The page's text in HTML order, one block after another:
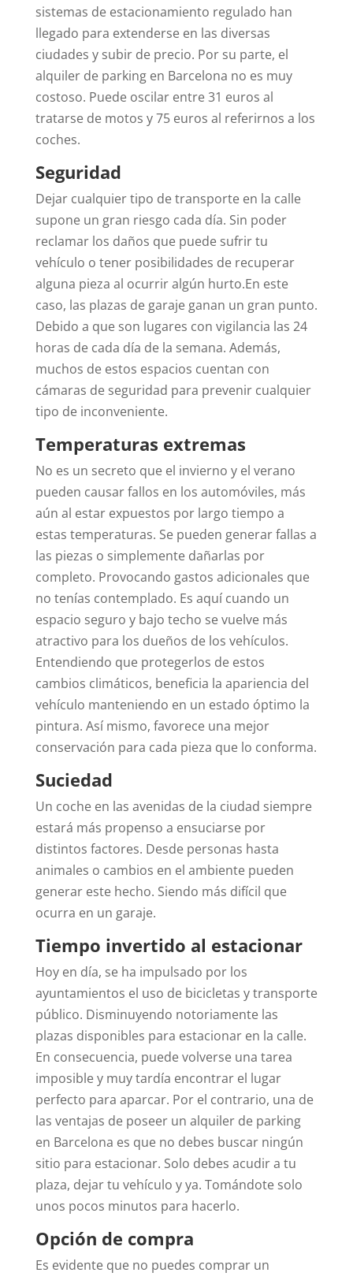
sistemas de estacionamiento regulado han
llegado para extenderse en las diversas
ciudades y subir de precio. Por su parte, el
alquiler de parking en Barcelona no es muy
costoso. Puede oscilar entre 31 euros al
tratarse de motos y 75 euros al referirnos a los
coches.
Seguridad
Dejar cualquier tipo de transporte en la calle
supone un gran riesgo cada día. Sin poder
reclamar los daños que puede sufrir tu
vehículo o tener posibilidades de recuperar
alguna pieza al ocurrir algún hurto.En este
caso, las plazas de garaje ganan un gran punto.
Debido a que son lugares con vigilancia las 24
horas de cada día de la semana. Además,
muchos de estos espacios cuentan con
cámaras de seguridad para prevenir cualquier
tipo de inconveniente.
Temperaturas extremas
No es un secreto que el invierno y el verano
pueden causar fallos en los automóviles, más
aún al estar expuestos por largo tiempo a
estas temperaturas. Se pueden generar fallas a
las piezas o simplemente dañarlas por
completo. Provocando gastos adicionales que
no tenías contemplado. Es aquí cuando un
espacio seguro y bajo techo se vuelve más
atractivo para los dueños de los vehículos.
Entendiendo que protegerlos de estos
cambios climáticos, beneficia la apariencia del
vehículo manteniendo en un estado óptimo la
pintura. Así mismo, favorece una mejor
conservación para cada pieza que lo conforma.
Suciedad
Un coche en las avenidas de la ciudad siempre
estará más propenso a ensuciarse por
distintos factores. Desde personas hasta
animales o cambios en el ambiente pueden
generar este hecho. Siendo más difícil que
ocurra en un garaje.
Tiempo invertido al estacionar
Hoy en día, se ha impulsado por los
ayuntamientos el uso de bicicletas y transporte
público. Disminuyendo notoriamente las
plazas disponibles para estacionar en la calle.
En consecuencia, puede volverse una tarea
imposible y muy tardía encontrar el lugar
perfecto para aparcar. Por el contrario, una de
las ventajas de poseer un alquiler de parking
en Barcelona es que no debes buscar ningún
sitio para estacionar. Solo debes acudir a tu
plaza, dejar tu vehículo y ya. Tomándote solo
unos pocos minutos para hacerlo.
Opción de compra
Es evidente que no puedes comprar un